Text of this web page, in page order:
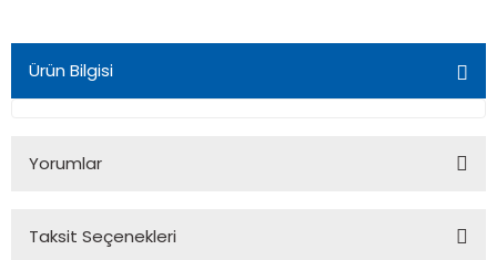
Ürün Bilgisi
Yorumlar
Taksit Seçenekleri